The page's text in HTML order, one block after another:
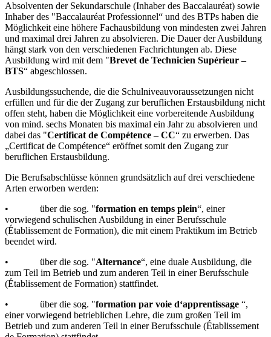
Absolventen der Sekundarschule (Inhaber des Baccalauréat) sowie
Inhaber des "Baccalauréat Professionnel“ und des BTPs haben die
Möglichkeit eine höhere Fachausbildung von mindesten zwei Jahren
und maximal drei Jahren zu absolvieren. Die Dauer der Ausbildung
hängt stark von den verschiedenen Fachrichtungen ab. Diese
Ausbildung wird mit dem "Brevet de Technicien Supérieur –
BTS“ abgeschlossen.
Ausbildungssuchende, die die Schulniveauvoraussetzungen nicht
erfüllen und für die der Zugang zur beruflichen Erstausbildung nicht
offen steht, haben die Möglichkeit eine vorbereitende Ausbildung
von mind. sechs Monaten bis maximal ein Jahr zu absolvieren und
dabei das "Certificat de Compétence – CC“ zu erwerben. Das
„Certificat de Compétence“ eröffnet somit den Zugang zur
beruflichen Erstausbildung.
Die Berufsabschlüsse können grundsätzlich auf drei verschiedene
Arten erworben werden:
• über die sog. "formation en temps plein“, einer
vorwiegend schulischen Ausbildung in einer Berufsschule
(Établissement de Formation), die mit einem Praktikum im Betrieb
beendet wird.
• über die sog. "Alternance“, eine duale Ausbildung, die
zum Teil im Betrieb und zum anderen Teil in einer Berufsschule
(Établissement de Formation) stattfindet.
• über die sog. "formation par voie d‘apprentissage “,
einer vorwiegend betrieblichen Lehre, die zum großen Teil im
Betrieb und zum anderen Teil in einer Berufsschule (Établissement